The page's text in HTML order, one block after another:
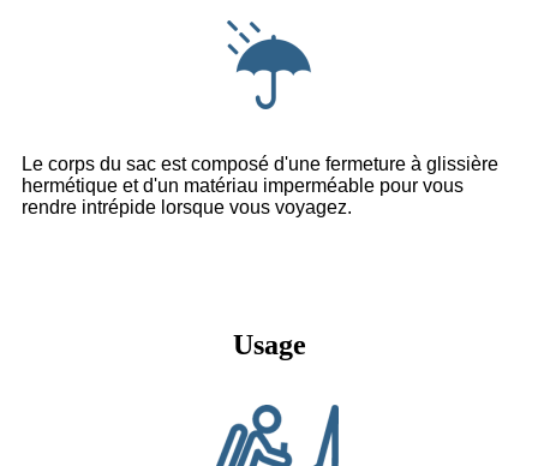
Le corps du sac est composé d'une fermeture à glissière
hermétique et d'un matériau imperméable pour vous
rendre intrépide lorsque vous voyagez.
Usage